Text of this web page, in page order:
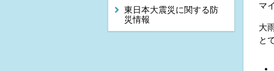
東日本大震災に関する防
災情報
マ
大
と